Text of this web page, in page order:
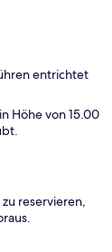
entrichtet
Höhe von 15.00
reservieren,